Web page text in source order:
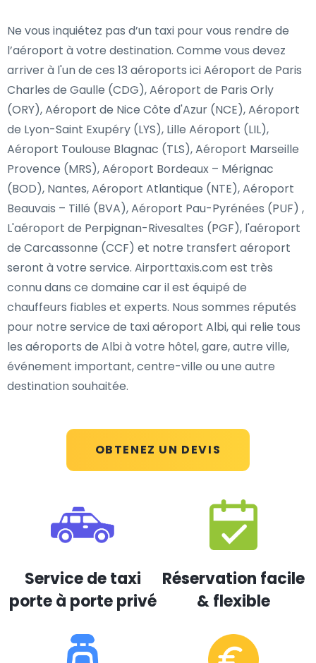
OBTENEZ UN DEVIS
Ne vous inquiétez pas d’un taxi pour vous rendre de
l’aéroport à votre destination. Comme vous devez
arriver à l'un de ces 13 aéroports ici Aéroport de Paris
Charles de Gaulle (CDG), Aéroport de Paris Orly
(ORY), Aéroport de Nice Côte d'Azur (NCE), Aéroport
de Lyon-Saint Exupéry (LYS), Lille Aéroport (LIL),
Aéroport Toulouse Blagnac (TLS), Aéroport Marseille
Provence (MRS), Aéroport Bordeaux – Mérignac
(BOD), Nantes, Aéroport Atlantique (NTE), Aéroport
Beauvais – Tillé (BVA), Aéroport Pau-Pyrénées (PUF) ,
L'aéroport de Perpignan-Rivesaltes (PGF), l'aéroport
de Carcassonne (CCF) et notre transfert aéroport
seront à votre service. Airporttaxis.com est très
connu dans ce domaine car il est équipé de
chauffeurs fiables et experts. Nous sommes réputés
pour notre service de taxi aéroport Albi, qui relie tous
les aéroports de Albi à votre hôtel, gare, autre ville,
événement important, centre-ville ou une autre
destination souhaitée.
Service de taxi
porte à porte privé
Réservation facile
& flexible